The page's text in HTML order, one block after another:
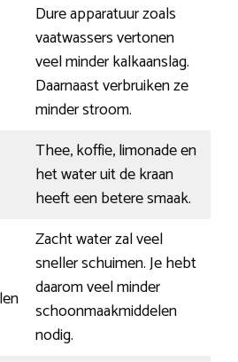
Dure apparatuur zoals
vaatwassers vertonen
veel minder kalkaanslag.
Daarnaast verbruiken ze
minder stroom.
Thee, koffie, limonade en
het water uit de kraan
heeft een betere smaak.
Zacht water zal veel
sneller schuimen. Je hebt
daarom veel minder
schoonmaakmiddelen
nodig.